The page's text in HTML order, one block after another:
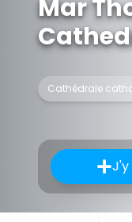
Mar
Cathédrale
J'y